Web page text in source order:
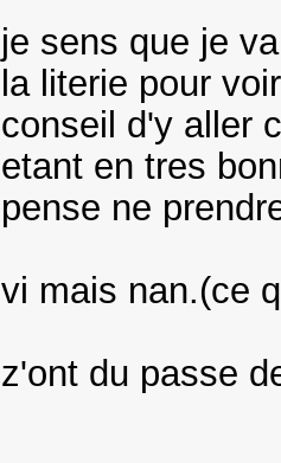
je sens que je
la literie pour
conseil d'y aller
etant en tres
pense ne
vi mais nan.(ce
z'ont du passe